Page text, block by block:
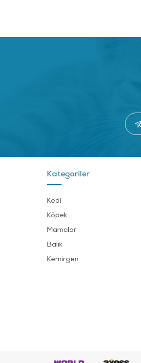
Kategoriler
Kedi
Köpek
Mamalar
Balık
Kemirgen